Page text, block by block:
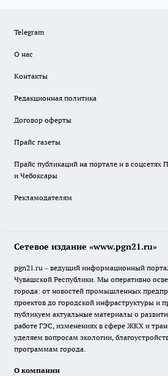
Telegram
О нас
Контакты
Редакционная политика
Договор оферты
Прайс газеты
Прайс публикаций на портале и в соцсетях
и Чебоксары
Рекламодателям
Сетевое издание «www.pgn21.ru»
pgn21.ru – ведущий информационный
Чувашской Республики. Мы оперативно
города: от новостей промышленных
проектов до городской инфраструктуры и
публикуем актуальные материалы о
работе ГЭС, изменениях в сфере ЖКХ и
уделяем вопросам экологии,
программам города.
О компании